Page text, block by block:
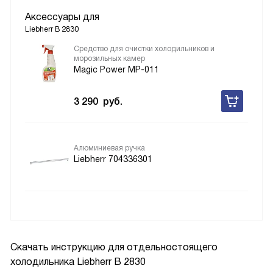
Скачать инструкцию для отдельностоящего
холодильника Liebherr B 2830
Аксессуары для
Liebherr B 2830
Средство для очистки холодильников и
морозильных камер
Magic Power MP-011
3 290 руб.
Алюминиевая ручка
Liebherr 704336301